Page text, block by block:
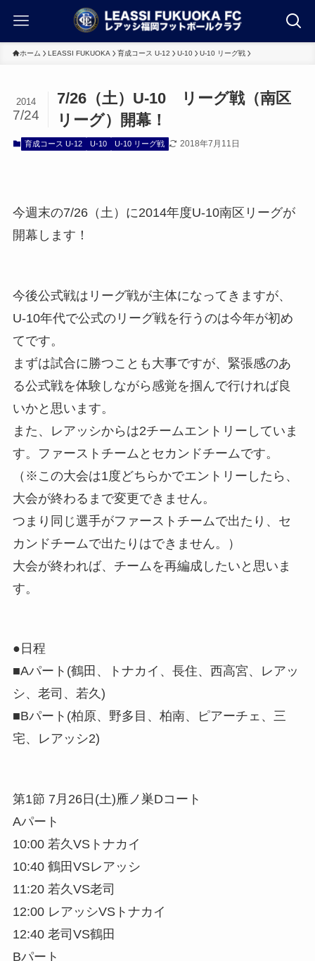
ホーム LEASSI FUKUOKA 育成コース U-12 U-10 U-10 リーグ戦
7/26（土）U-10 リーグ戦（南区
リーグ）開幕！
2014
7/24
育成コース U-12 U-10 U-10 リーグ戦 2018年7月11日
今週末の7/26（土）に2014年度U-10南区リーグが
開幕します！
今後公式戦はリーグ戦が主体になってきますが、
U-10年代で公式のリーグ戦を行うのは今年が初め
てです。
まずは試合に勝つことも大事ですが、緊張感のあ
る公式戦を体験しながら感覚を掴んで行ければ良
いかと思います。
また、レアッシからは2チームエントリーしていま
す。ファーストチームとセカンドチームです。
（※この大会は1度どちらかでエントリーしたら、
大会が終わるまで変更できません。
つまり同じ選手がファーストチームで出たり、セ
カンドチームで出たりはできません。）
大会が終われば、チームを再編成したいと思いま
す。
●日程
■Aパート(鶴田、トナカイ、長住、西高宮、レアッ
シ、老司、若久)
■Bパート(柏原、野多目、柏南、ピアーチェ、三
宅、レアッシ2)
第1節 7月26日(土)雁ノ巣Dコート
Aパート
10:00 若久VSトナカイ
10:40 鶴田VSレアッシ
11:20 若久VS老司
12:00 レアッシVSトナカイ
12:40 老司VS鶴田
Bパート